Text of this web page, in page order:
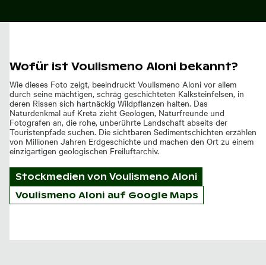
Wofür ist Voulismeno Aloni bekannt?
Wie dieses Foto zeigt, beeindruckt Voulismeno Aloni vor allem
durch seine mächtigen, schräg geschichteten Kalksteinfelsen, in
deren Rissen sich hartnäckig Wildpflanzen halten. Das
Naturdenkmal auf Kreta zieht Geologen, Naturfreunde und
Fotografen an, die rohe, unberührte Landschaft abseits der
Touristenpfade suchen. Die sichtbaren Sedimentschichten erzählen
von Millionen Jahren Erdgeschichte und machen den Ort zu einem
einzigartigen geologischen Freiluftarchiv.
Stockmedien von Voulismeno Aloni
Voulismeno Aloni auf Google Maps